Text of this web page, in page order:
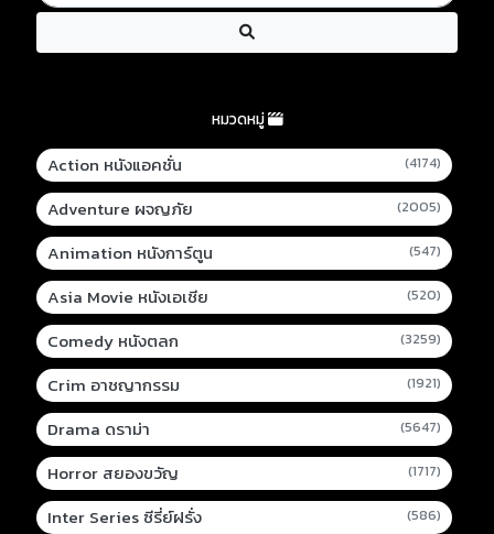
หมวดหมู่
Action หนังแอคชั่น (4174)
Adventure ผจญภัย (2005)
Animation หนังการ์ตูน (547)
Asia Movie หนังเอเชีย (520)
Comedy หนังตลก (3259)
Crim อาชญากรรม (1921)
Drama ดราม่า (5647)
Horror สยองขวัญ (1717)
Inter Series ซีรี่ย์ฝรั่ง (586)